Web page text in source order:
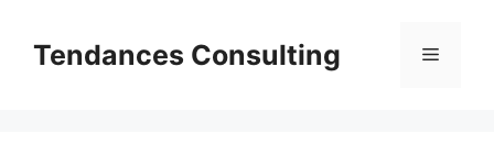
contenuTendances Consulting Menu